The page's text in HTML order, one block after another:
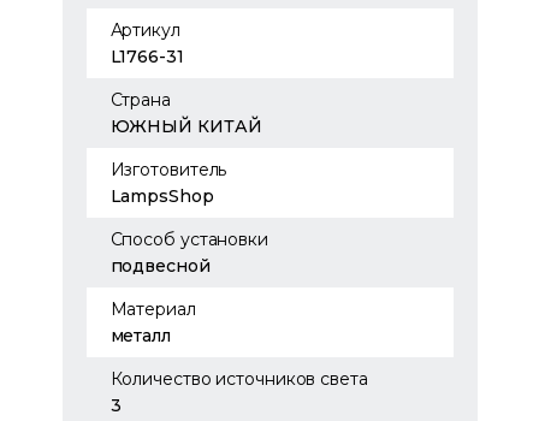
Артикул
L1766-31
Страна
ЮЖНЫЙ КИТАЙ
Изготовитель
LampsShop
Способ установки
подвесной
Материал
металл
Количество источников света
3